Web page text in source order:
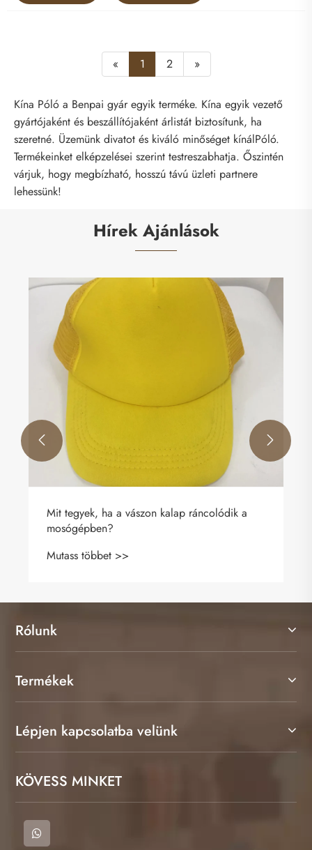
« 1 2 »
Kína Póló a Benpai gyár egyik terméke. Kína egyik vezető
gyártójaként és beszállítójaként árlistát biztosítunk, ha
szeretné. Üzemünk divatot és kiváló minőséget kínálPóló.
Termékeinket elképzelései szerint testreszabhatja. Őszintén
várjuk, hogy megbízható, hosszú távú üzleti partnere
lehessünk!
Hírek Ajánlások
Miért válik a Golf Ball Fiber kapucni a legjobb
választás a teljesítmény, a kényelem és a
Mutass többet >>
 
Rólunk
Termékek
Lépjen kapcsolatba velünk
KÖVESS MINKET